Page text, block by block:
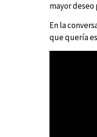
mayor deseo
En la
que quería